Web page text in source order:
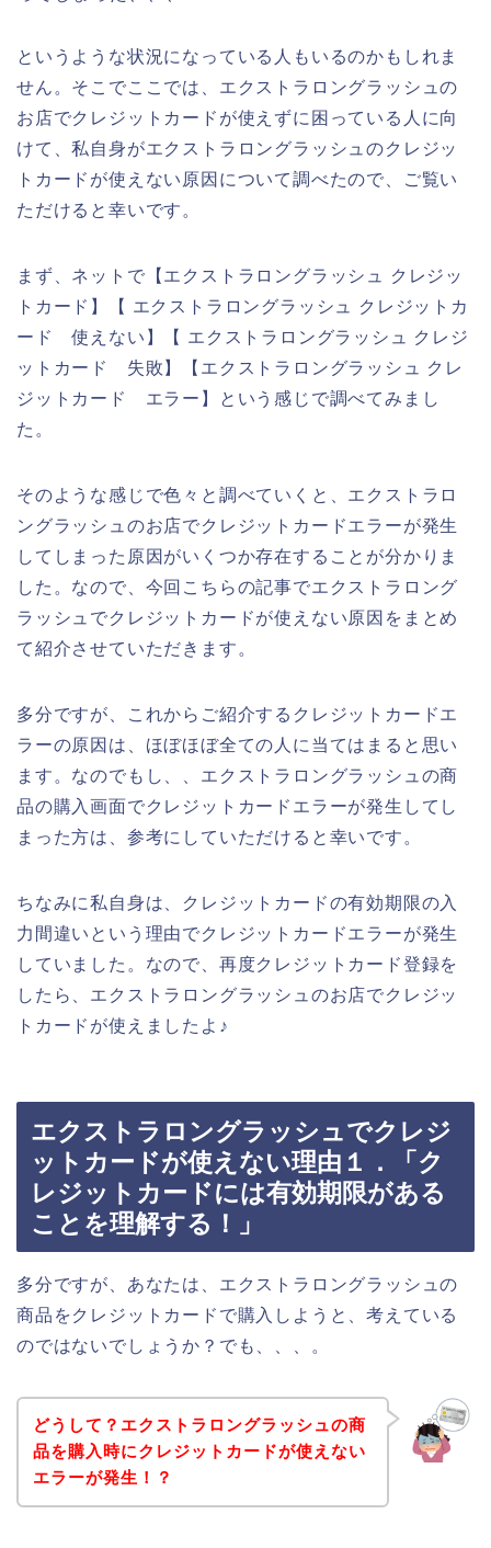
というような状況になっている人もいるのかもしれま
せん。そこでここでは、エクストラロングラッシュの
お店でクレジットカードが使えずに困っている人に向
けて、私自身がエクストラロングラッシュのクレジッ
トカードが使えない原因について調べたので、ご覧い
ただけると幸いです。
まず、ネットで【エクストラロングラッシュ クレジッ
トカード】【 エクストラロングラッシュ クレジットカ
ード 使えない】【 エクストラロングラッシュ クレジ
ットカード 失敗】【エクストラロングラッシュ クレ
ジットカード エラー】という感じで調べてみまし
た。
そのような感じで色々と調べていくと、エクストラロ
ングラッシュのお店でクレジットカードエラーが発生
してしまった原因がいくつか存在することが分かりま
した。なので、今回こちらの記事でエクストラロング
ラッシュでクレジットカードが使えない原因をまとめ
て紹介させていただきます。
多分ですが、これからご紹介するクレジットカードエ
ラーの原因は、ほぼほぼ全ての人に当てはまると思い
ます。なのでもし、、エクストラロングラッシュの商
品の購入画面でクレジットカードエラーが発生してし
まった方は、参考にしていただけると幸いです。
ちなみに私自身は、クレジットカードの有効期限の入
力間違いという理由でクレジットカードエラーが発生
していました。なので、再度クレジットカード登録を
したら、エクストラロングラッシュのお店でクレジッ
トカードが使えましたよ♪
エクストラロングラッシュでクレジ
ットカードが使えない理由１．「ク
レジットカードには有効期限がある
ことを理解する！」
多分ですが、あなたは、エクストラロングラッシュの
商品をクレジットカードで購入しようと、考えている
のではないでしょうか？でも、、、。
どうして？エクストラロングラッシュの商
品を購入時にクレジットカードが使えない
エラーが発生！？